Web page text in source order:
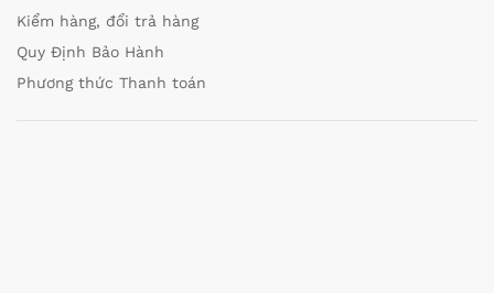
Kiểm hàng, đổi trả hàng
Quy Định Bảo Hành
Phương thức Thanh toán